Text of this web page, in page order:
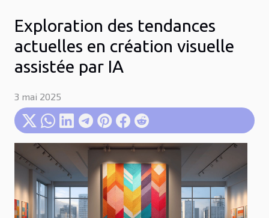
Exploration des tendances
actuelles en création visuelle
assistée par IA
3 mai 2025